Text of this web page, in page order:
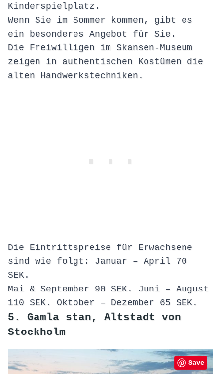
Kinderspielplatz.
Wenn Sie im Sommer kommen, gibt es
ein besonderes Angebot für Sie.
Die Freiwilligen im Skansen-Museum
zeigen in authentischen Kostümen die
alten Handwerkstechniken.
Die Eintrittspreise für Erwachsene
sind wie folgt: Januar – April 70
SEK.
Mai & September 90 SEK. Juni – August
110 SEK. Oktober – Dezember 65 SEK.
5. Gamla stan, Altstadt von
Stockholm
Save